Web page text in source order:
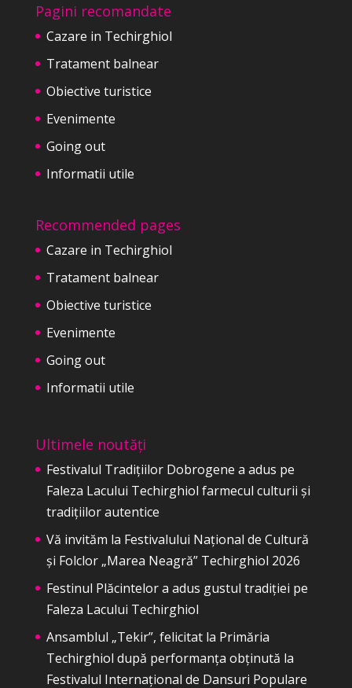
Pagini recomandate
Cazare in Techirghiol
Tratament balnear
Obiective turistice
Evenimente
Going out
Informatii utile
Recommended pages
Cazare in Techirghiol
Tratament balnear
Obiective turistice
Evenimente
Going out
Informatii utile
Ultimele noutăți
Festivalul Tradițiilor Dobrogene a adus pe
Faleza Lacului Techirghiol farmecul culturii și
tradițiilor autentice
Vă invităm la Festivalului Național de Cultură
și Folclor „Marea Neagră” Techirghiol 2026
Festinul Plăcintelor a adus gustul tradiției pe
Faleza Lacului Techirghiol
Ansamblul „Tekir”, felicitat la Primăria
Techirghiol după performanța obținută la
Festivalul Internațional de Dansuri Populare